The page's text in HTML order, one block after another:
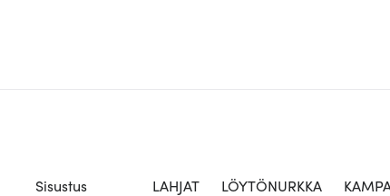
Sisustus LAHJAT LÖYTÖNURKKA